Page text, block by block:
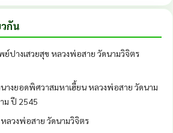
กัน
ปางเสวยสุข หลวงพ่อสาย วัดนามวิจิตร
งยอดพิศวาสมหาเฮี้ยน หลวงพ่อสาย วัดนาม
ม ปี 2545
ลวงพ่อสาย วัดนามวิจิตร